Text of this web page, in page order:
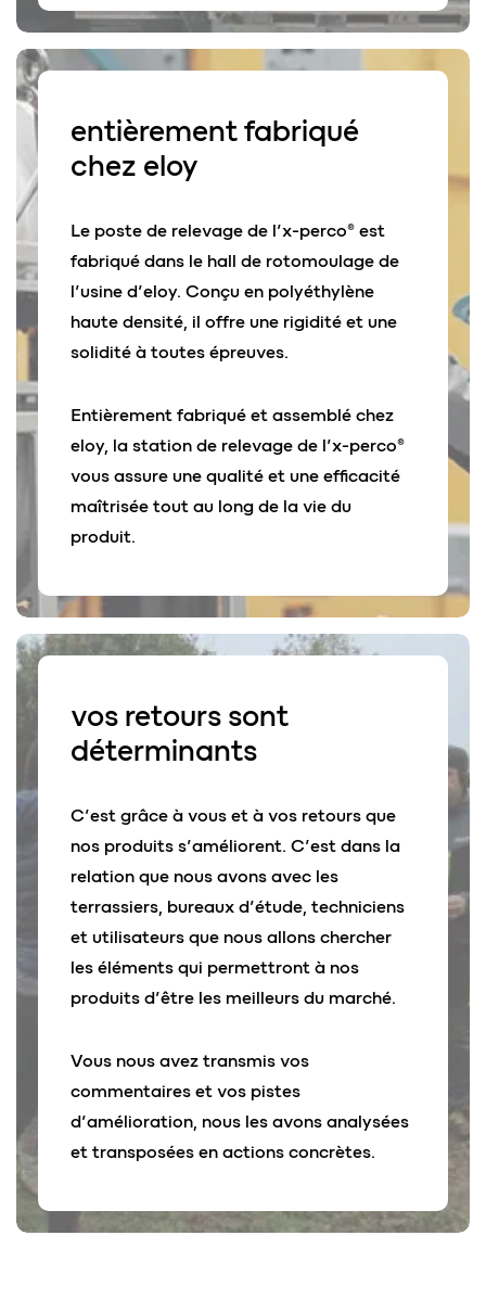
entièrementfabriqué
chez eloy
Le poste de relevage de l’x-perco® est
fabriqué dans le hall de rotomoulage de
l’usine d’eloy. Conçu en polyéthylène
haute densité, il offre une rigidité et une
solidité à toutes épreuves.
Entièrement fabriqué et assemblé chez
eloy, la station de relevage de l’x-perco®
vous assure une qualité et une efficacité
maîtrisée tout au long de la vie du
produit.
vos retours sont
déterminants
C’est grâce à vous et à vos retours que
nos produits s’améliorent. C’est dans la
relation que nous avons avec les
terrassiers, bureaux d’étude, techniciens
et utilisateurs que nous allons chercher
les éléments qui permettront à nos
produits d’être les meilleurs du marché.
Vous nous avez transmis vos
commentaires et vos pistes
d’amélioration, nous les avons analysées
et transposées en actions concrètes.